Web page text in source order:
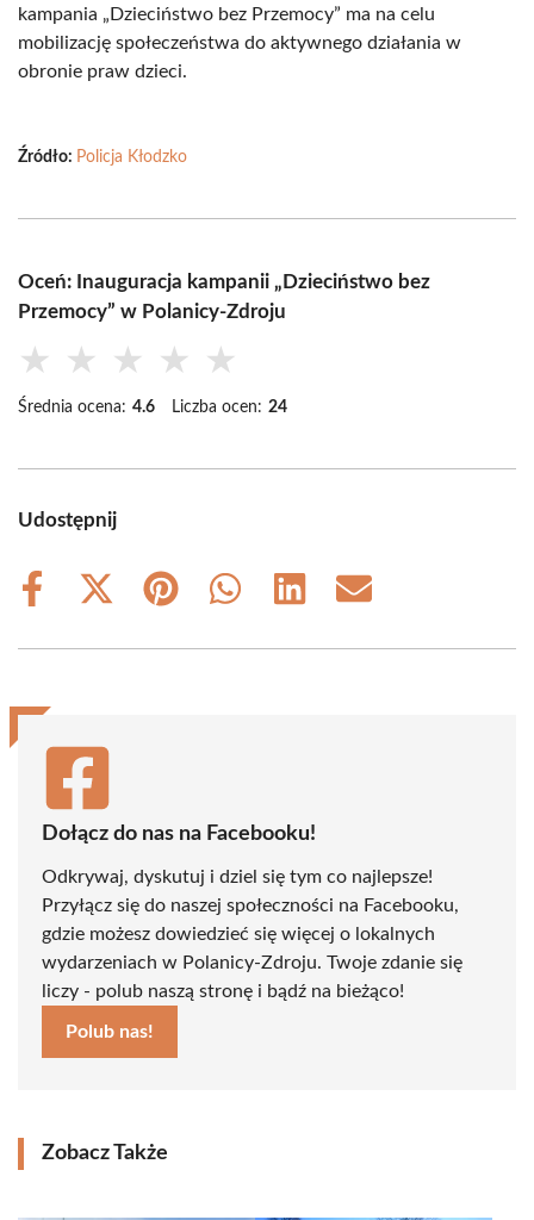
kampania „Dzieciństwo bez Przemocy” ma na celu
mobilizację społeczeństwa do aktywnego działania w
obronie praw dzieci.
Źródło: Policja Kłodzko
Oceń: Inauguracja kampanii „Dzieciństwo bez
Przemocy” w Polanicy-Zdroju
★ ★ ★ ★ ★
Średnia ocena: 4.6 Liczba ocen: 24
Udostępnij
Share
Share
(Twitter)
Share
Share
Share
Share
Dołącz do nas na Facebooku!
Odkrywaj, dyskutuj i dziel się tym co najlepsze!
Przyłącz się do naszej społeczności na Facebooku,
gdzie możesz dowiedzieć się więcej o lokalnych
wydarzeniach w Polanicy-Zdroju. Twoje zdanie się
liczy - polub naszą stronę i bądź na bieżąco!
Polub nas!
Zobacz Także